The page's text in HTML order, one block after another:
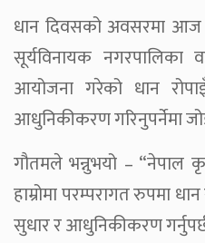
धान दिवसको अवसरमा
सूर्यविनायक
आयोजना गरेको धान
आधुनिकीकरण गरिनुपर्नेमा
गौतमले भन्नुभयो – “नेपाल
हाम्रोमा परम्परागत रुपमा
सुधार र आधुनिकीकरण